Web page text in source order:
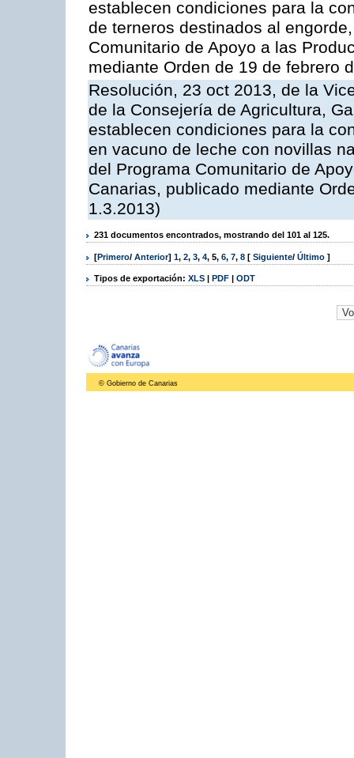
establecen condiciones para la
de terneros destinados al
Comunitario de Apoyo a las
mediante Orden de 19 de febrero
Resolución, 23 oct 2013, de la
de la Consejería de Agricultura,
establecen condiciones para la
en vacuno de leche con novillas
del Programa Comunitario de
Canarias, publicado mediante
1.3.2013)
231 documentos encontrados, mostrando del 101 al 125.
[Primero/ Anterior] 1, 2, 3, 4, 5, 6, 7, 8 [ Siguiente/ Último ]
Tipos de exportación: XLS | PDF | ODT
© Gobierno de Canarias